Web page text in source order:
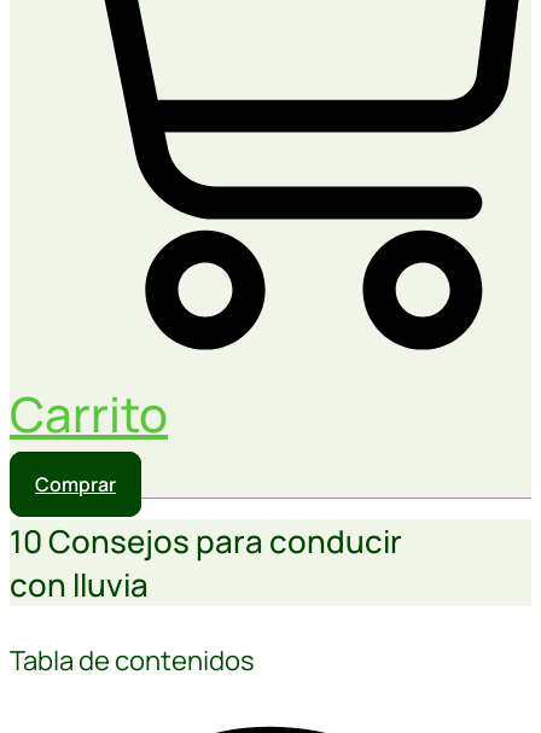
Carrito
Comprar
10 Consejos para conducir
con lluvia
Tabla de contenidos